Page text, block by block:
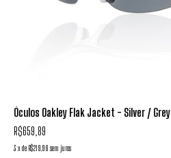
Óculos Oakley Flak Jacket - Silver / Grey
R$659,89
3 xde R$219,96 sem juros